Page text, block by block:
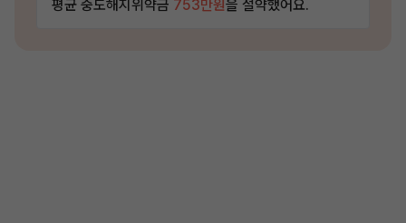
평균 중도해지위약금 753만원을 절약했어요.